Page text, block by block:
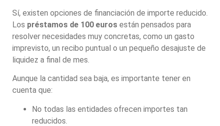
Sí, existen opciones de financiación de importe reducido.
Los préstamos de 100 euros están pensados para
resolver necesidades muy concretas, como un gasto
imprevisto, un recibo puntual o un pequeño desajuste de
liquidez a final de mes.
Aunque la cantidad sea baja, es importante tener en
cuenta que:
No todas las entidades ofrecen importes tan
reducidos.